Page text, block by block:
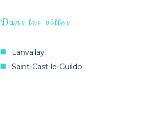
Dans les villes
Lanvallay
Saint-Cast-le-Guildo